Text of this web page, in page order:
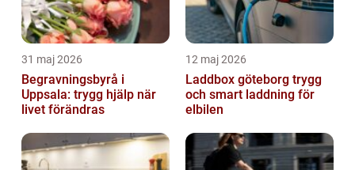
31 maj 2026
Begravningsbyrå i
Uppsala: trygg hjälp när
livet förändras
12 maj 2026
Laddbox göteborg trygg
och smart laddning för
elbilen